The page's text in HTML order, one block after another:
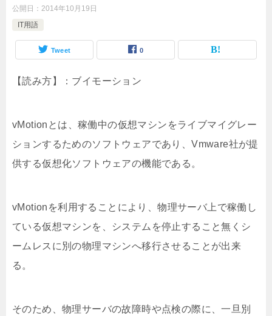
公開日： 2014年10月19日
IT用語
Tweet 0
【読み方】：ブイモーション
vMotionとは、稼働中の仮想マシンをライブマイグレー
ションするためのソフトウェアであり、Vmware社が提
供する仮想化ソフトウェアの機能である。
vMotionを利用することにより、物理サーバ上で稼働し
ている仮想マシンを、システムを停止すること無くシ
ームレスに別の物理マシンへ移行させることが出来
る。
そのため、物理サーバの故障時や点検の際に、一旦別